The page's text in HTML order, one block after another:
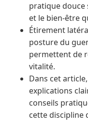
pratique douce
et le bien-être
Étirement
posture du
permettent de
vitalité.
Dans cet
explications
conseils
cette discipline